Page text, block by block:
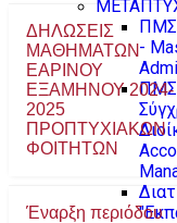
ΠΜΣ
-
ΠΜΣ
ΔΗΛΩΣΕΙΣ
ΜΑΘΗΜΑΤΩΝ
ΕΑΡΙΝΟΥ
ΕΞΑΜΗΝΟΥ 2024-
2025
ΠΡΟΠΤΥΧΙΑΚΩΝ
ΦΟΙΤΗΤΩΝ
Έναρξη περιόδου